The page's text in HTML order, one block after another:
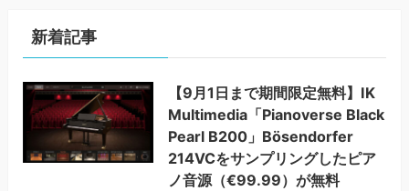
新着記事
【9月1日まで期間限定無料】IK
Multimedia「Pianoverse Black
Pearl B200」Bösendorfer
214VCをサンプリングしたピア
ノ音源（€99.99）が無料